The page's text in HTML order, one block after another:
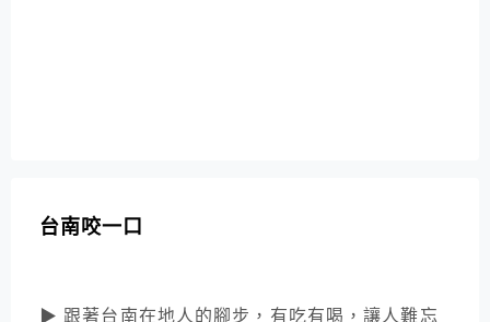
台南咬一口
▶ 跟著台南在地人的腳步，有吃有喝，讓人難忘